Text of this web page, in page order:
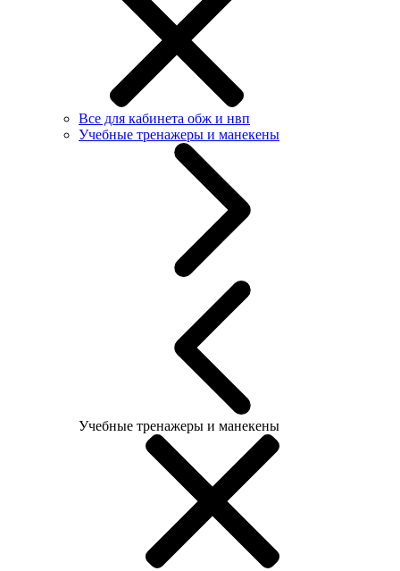
Все для кабинета обж и нвп
Учебные тренажеры и манекены
Учебные тренажеры и манекены